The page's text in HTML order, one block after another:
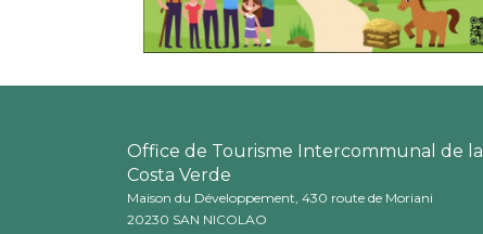
Office de Tourisme Intercommunal de la
Costa Verde
Maison du Développement, 430 route de Moriani
20230 SAN NICOLAO